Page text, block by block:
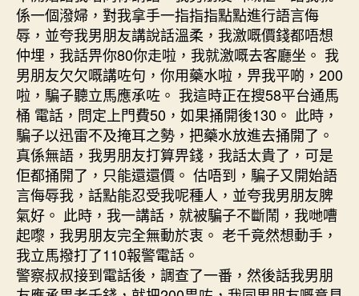
係一個潑婦，對我拿手一指指指點點進行語言侮
辱，並夸我男朋友講說話溫柔，我激嘅價錢都唔想
仲埋，我話畀你80你走啦，我就激嘅去客廳坐。 我
男朋友欠欠嘅講咗句，你用藥水啦，畀我平啲，200
啦，騙子聽立馬應承咗。 我這時正在搜58平台通馬
桶 電話，問定上門費50，如果捅開後130。 此時，
騙子以迅雷不及掩耳之勢，把藥水放進去捅開了。
真係無語，我男朋友打算畀錢，我話太貴了，可是
佢都捅開了，只能還還價。 估唔到，騙子又開始語
言侮辱我，話點能忍受我呢種人，並夸我男朋友脾
氣好。 此時，我一講話，就被騙子不斷鬧，我哋嘈
起嚟，我男朋友完全無動於衷。 老千竟然想動手，
我立馬撥打了110報警電話。
警察叔叔接到電話後，調查了一番，然後話我男朋